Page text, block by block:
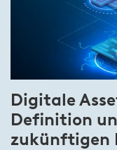
Digitale
Definition
zukünftigen